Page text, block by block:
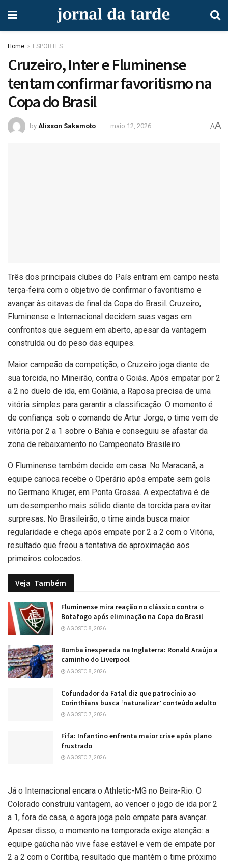
Home ESPORTES
Cruzeiro, Inter e Fluminense
tentam confirmar favoritismo na
Copa do Brasil
by Alisson Sakamoto maio 12, 2026 AA
Três dos principais clubes do País entram em campo nesta
terça-feira com o objetivo de confirmar o favoritismo e
avançar às oitavas de final da Copa do Brasil. Cruzeiro,
Fluminense e Internacional decidem suas vagas em
confrontos que seguem em aberto, apesar da vantagem
construída ou do peso das equipes.
Maior campeão da competição, o Cruzeiro joga diante de
sua torcida, no Mineirão, contra o Goiás. Após empatar por 2
a 2 no duelo de ida, em Goiânia, a Raposa precisa de uma
vitória simples para garantir a classificação. O momento é
de confiança: sob o comando de Artur Jorge, o time vem de
vitória por 2 a 1 sobre o Bahia e conseguiu se afastar da
zona de rebaixamento no Campeonato Brasileiro.
O Fluminense também decide em casa. No Maracanã, a
equipe carioca recebe o Operário após empate sem gols
no Germano Kruger, em Ponta Grossa. A expectativa é de
um desempenho mais sólido diante da torcida para evitar
surpresas. No Brasileirão, o time ainda busca maior
regularidade e chega após empate por 2 a 2 com o Vitória,
resultado que freou a tentativa de aproximação aos
primeiros colocados.
Veja Também
Fluminense mira reação no clássico contra o
Botafogo após eliminação na Copa do Brasil
AGOSTO 8, 2026
Bomba inesperada na Inglaterra: Ronald Araújo a
caminho do Liverpool
AGOSTO 8, 2026
Cofundador da Fatal diz que patrocínio ao
Corinthians busca ‘naturalizar’ conteúdo adulto
AGOSTO 7, 2026
Fifa: Infantino enfrenta maior crise após plano
frustrado
AGOSTO 7, 2026
Já o Internacional encara o Athletic-MG no Beira-Rio. O
Colorado construiu vantagem, ao vencer o jogo de ida por 2
a 1, fora de casa, e agora joga pelo empate para avançar.
Apesar disso, o momento na temporada exige atenção: a
equipe gaúcha não vive fase estável e vem de empate por
2 a 2 com o Coritiba, resultado que mantém o time próximo